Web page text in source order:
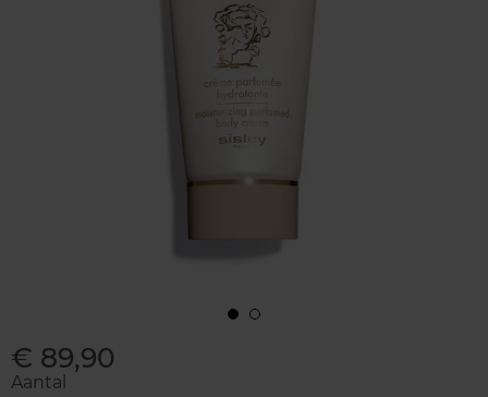
€ 89,90
Aantal